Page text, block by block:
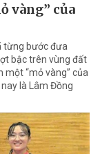
vàng” của
từng bước đưa
bậc trên vùng đất
một “mỏ vàng” của
là Lâm Đồng